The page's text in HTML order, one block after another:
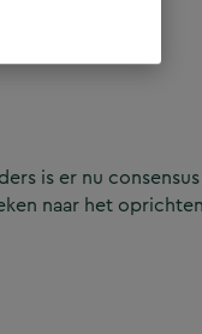
is er nu
naar het